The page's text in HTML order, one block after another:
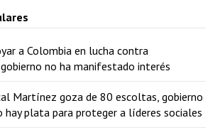
a Colombia en lucha contra
no ha manifestado interés
Martínez goza de 80 escoltas, gobierno
hay plata para proteger a líderes sociales